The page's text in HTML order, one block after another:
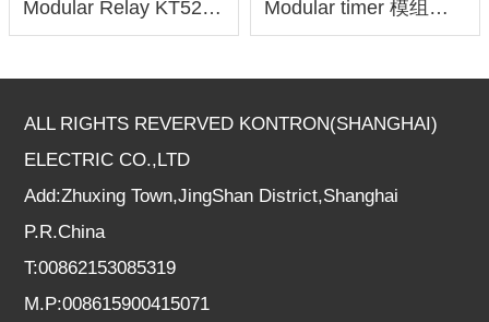
Modular Relay KT5210C 模组继电器 Modular timer 模组时间继电器 KT5410
ALL RIGHTS REVERVED KONTRON(SHANGHAI)
ELECTRIC CO.,LTD
Add:Zhuxing Town,JingShan District,Shanghai
P.R.China
T:00862153085319
M.P:008615900415071